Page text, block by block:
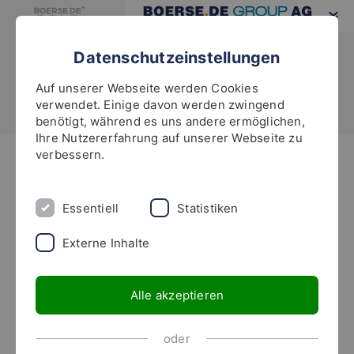
besten Aktien der Welt!
identifiziert bereits seit
2002 100 sogenannte
Champions, das sind die
Datenschutzeinstellungen
Auf unserer Webseite werden Cookies
verwendet. Einige davon werden zwingend
benötigt, während es uns andere ermöglichen,
Ihre Nutzererfahrung auf unserer Webseite zu
verbessern.
Essentiell Statistiken
Externe Inhalte
Alle akzeptieren
oder